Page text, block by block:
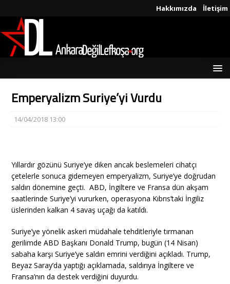
Hakkımızda İletişim
Emperyalizm Suriye’yi Vurdu
14/04/2018 13:00
Yıllardır gözünü Suriye’ye diken ancak beslemeleri cihatçı
çetelerle sonuca gidemeyen emperyalizm, Suriye’ye doğrudan
saldırı dönemine geçti. ABD, İngiltere ve Fransa dün akşam
saatlerinde Suriye’yi vururken, operasyona Kıbrıs’taki İngiliz
üslerinden kalkan 4 savaş uçağı da katıldı.
Suriye’ye yönelik askeri müdahale tehditleriyle tırmanan
gerilimde ABD Başkanı Donald Trump, bugün (14 Nisan)
sabaha karşı Suriye’ye saldırı emrini verdiğini açıkladı. Trump,
Beyaz Saray’da yaptığı açıklamada, saldırıya İngiltere ve
Fransa’nın da destek verdiğini duyurdu.